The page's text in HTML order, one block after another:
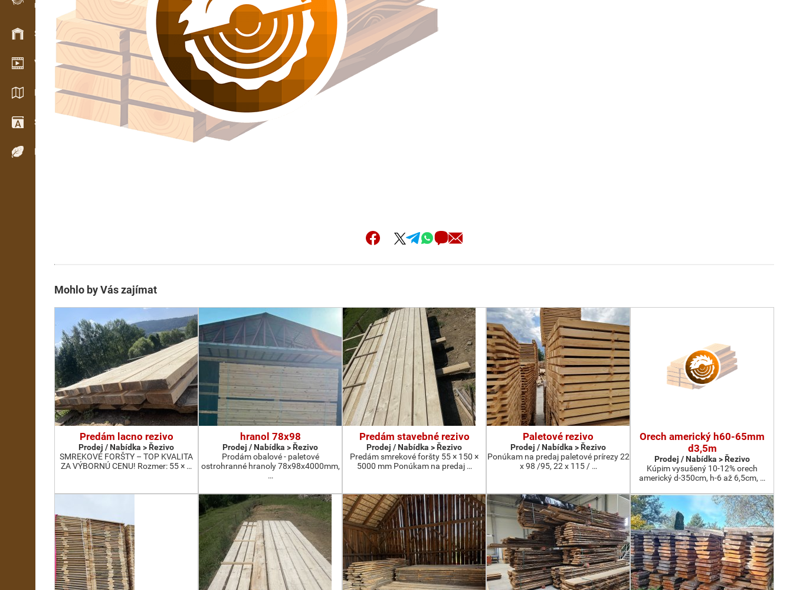
Evidence dřeva v terénu
Skladové hospodářství
Video showroom
Katalogy / Brožury
Slovník
Dřeviny
Mohlo by Vás zajímat
Predám lacno rezivo
Prodej / Nabídka > Řezivo
SMREKOVÉ FORŠTY – TOP KVALITA
ZA VÝBORNÚ CENU! Rozmer: 55 × …
hranol 78x98
Prodej / Nabídka > Řezivo
Prodám obalové - paletové
ostrohranné hranoly 78x98x4000mm,
…
Predám stavebné rezivo
Prodej / Nabídka > Řezivo
Predám smrekové foršty 55 × 150 ×
5000 mm Ponúkam na predaj …
Paletové rezivo
Prodej / Nabídka > Řezivo
Ponúkam na predaj paletové prírezy 22
x 98 /95, 22 x 115 / …
Orech americký h60-65mm
d3,5m
Prodej / Nabídka > Řezivo
Kúpim vysušený 10-12% orech
americký d-350cm, h-6 až 6,5cm, …